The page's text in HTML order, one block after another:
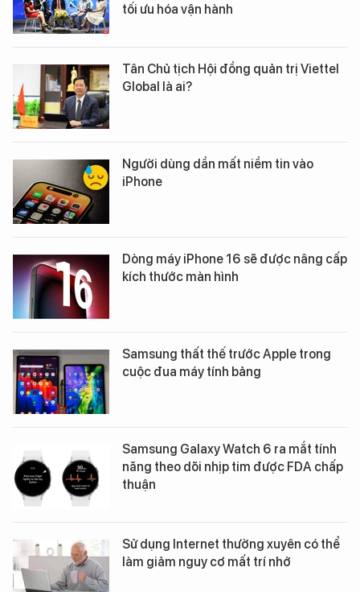
tối ưu hóa vận hành
Tân Chủ tịch Hội đồng quản trị Viettel
Global là ai?
Người dùng dần mất niềm tin vào
iPhone
Dòng máy iPhone 16 sẽ được nâng cấp
kích thước màn hình
Samsung thất thế trước Apple trong
cuộc đua máy tính bảng
Samsung Galaxy Watch 6 ra mắt tính
năng theo dõi nhịp tim được FDA chấp
thuận
Sử dụng Internet thường xuyên có thể
làm giảm nguy cơ mất trí nhớ